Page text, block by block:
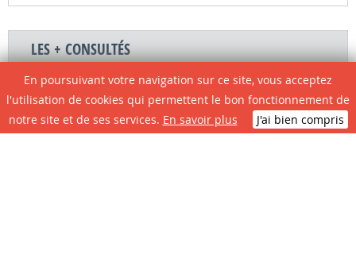
LES + CONSULTÉS
Circulation et
Infos travaux
Plan local
d'Urbanisme
Restauration
scolaire
Plan de ville
En poursuivant votre navigation sur ce site, vous acceptez
l'utilisation de cookies qui permettent le bon fonctionnement de
notre site et de ses services. En savoir plus J'ai bien compris